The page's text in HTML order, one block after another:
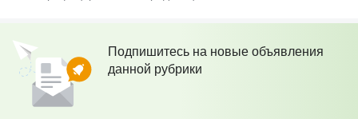
Подпишитесь на новые объявления
данной рубрики